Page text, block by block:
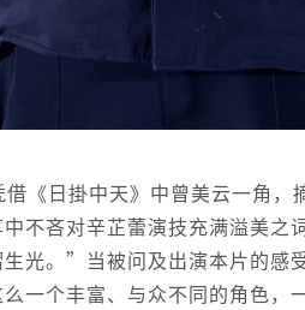
借《日掛中天》中曾美云一角
不吝对辛芷蕾演技充满溢美
生光。”当被问及出演本片的
一个丰富、与众不同的角色